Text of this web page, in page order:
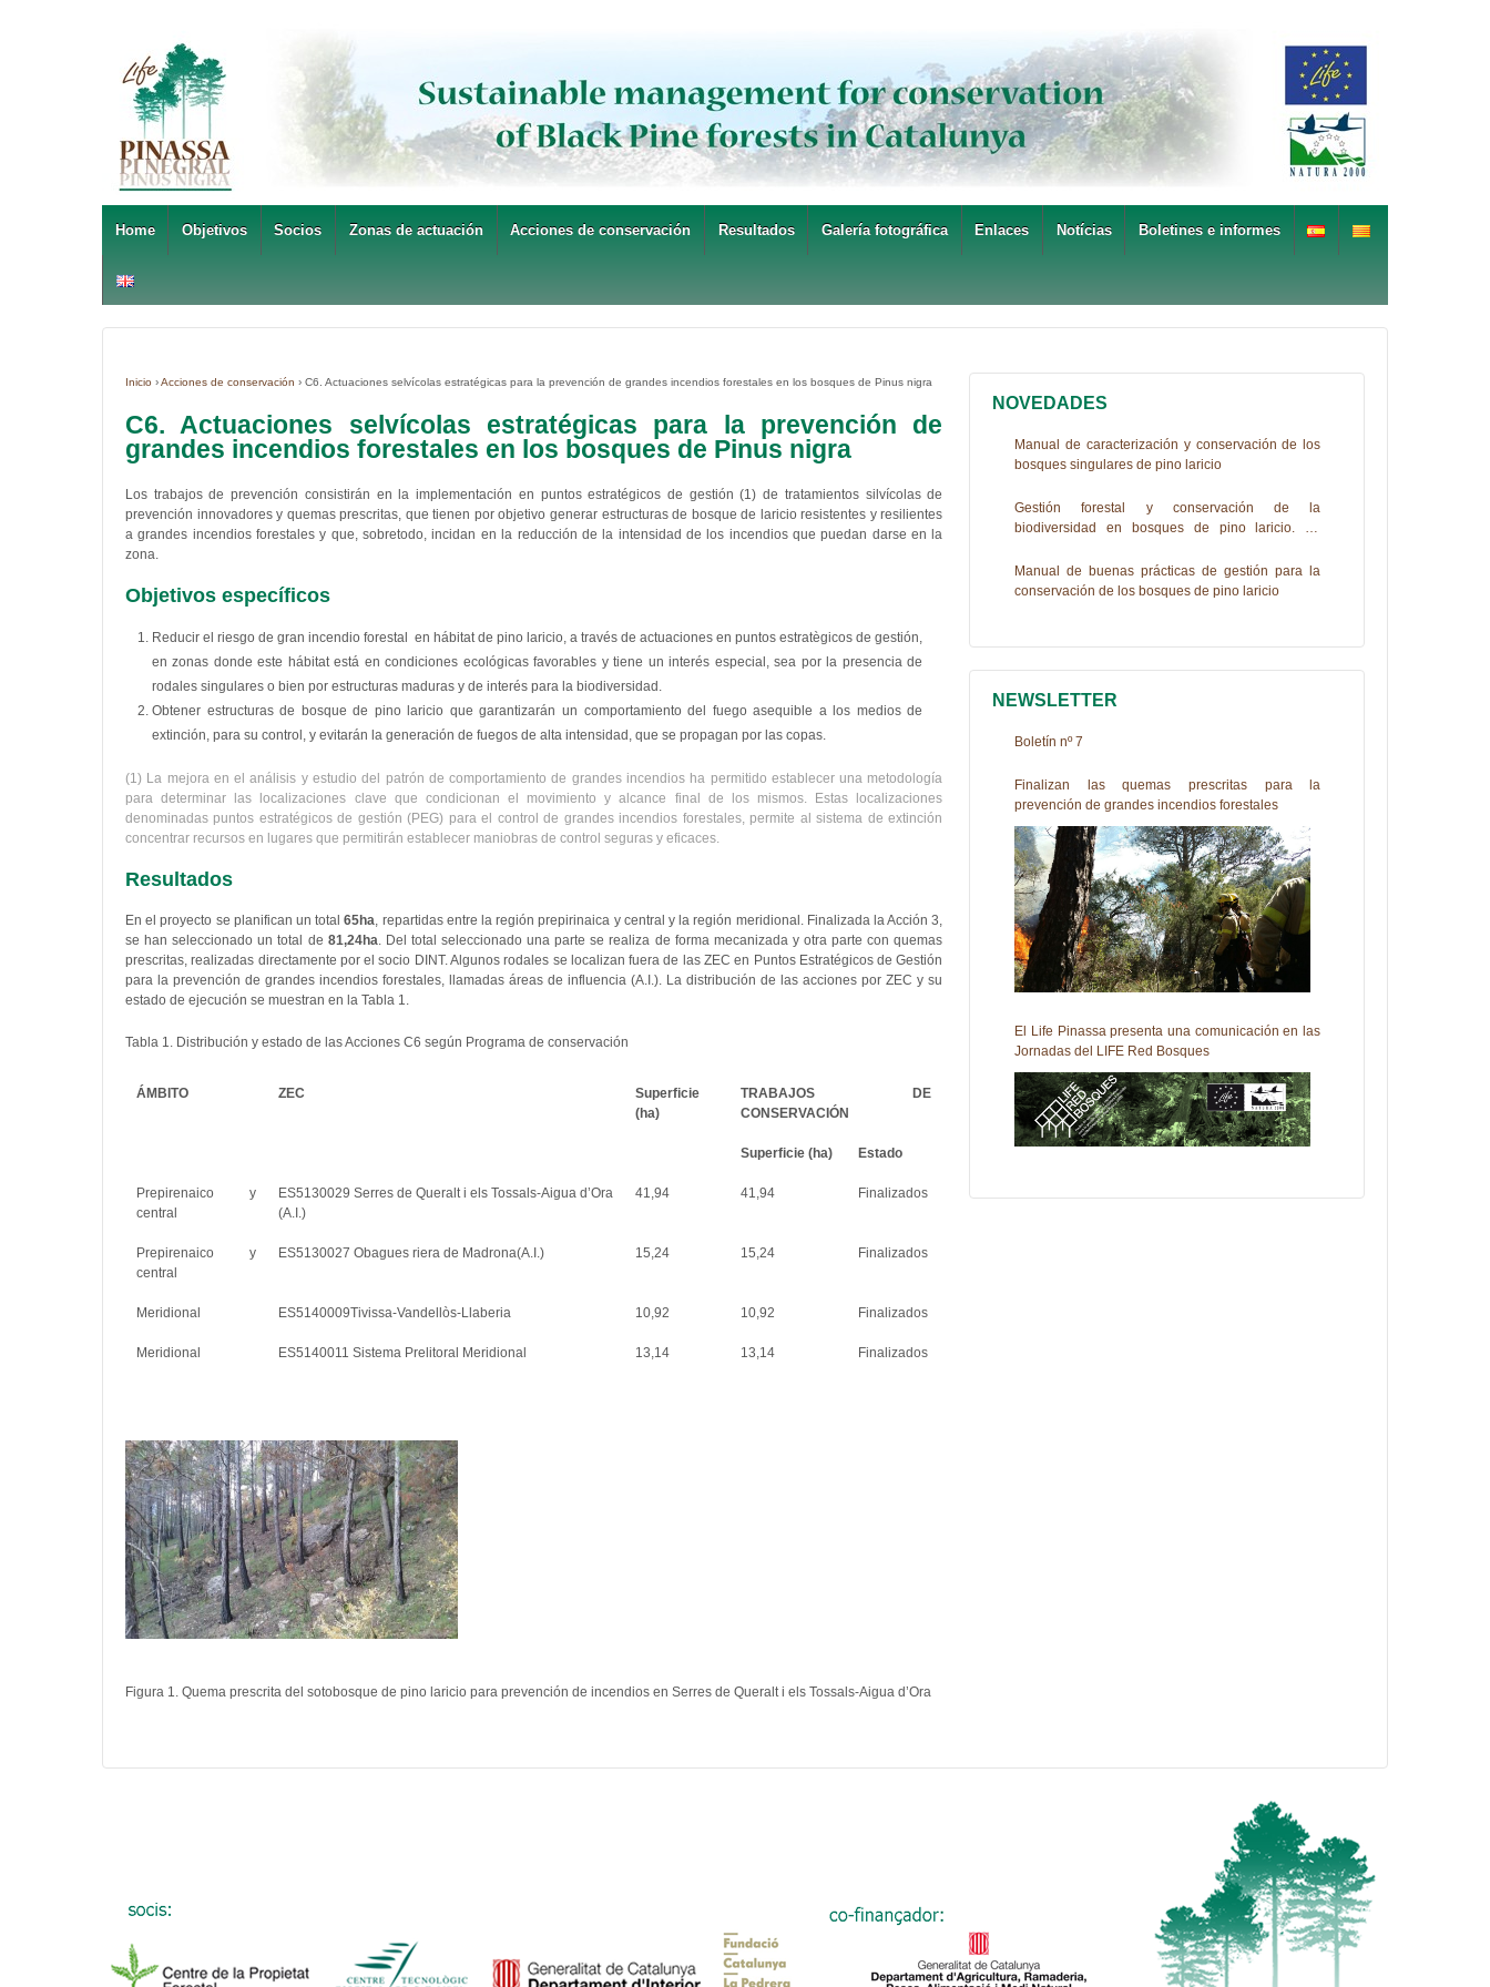
Home Objetivos Socios Zonas de actuación Acciones de conservación Resultados Galería fotográfica Enlaces Notícias Boletines e informes
Inicio ›Acciones de conservación › C6. Actuaciones selvícolas estratégicas para la prevención de grandes incendios forestales en los bosques de Pinus nigra
C6. Actuaciones selvícolas estratégicas para la prevención de
grandes incendios forestales en los bosques de Pinus nigra
Los trabajos de prevención consistirán en la implementación en puntos estratégicos de gestión (1) de tratamientos silvícolas de
prevención innovadores y quemas prescritas, que tienen por objetivo generar estructuras de bosque de laricio resistentes y resilientes
a grandes incendios forestales y que, sobretodo, incidan en la reducción de la intensidad de los incendios que puedan darse en la
zona.
Objetivos específicos
Reducir el riesgo de gran incendio forestal en hábitat de pino laricio, a través de actuaciones en puntos estratègicos de gestión,
en zonas donde este hábitat está en condiciones ecológicas favorables y tiene un interés especial, sea por la presencia de
rodales singulares o bien por estructuras maduras y de interés para la biodiversidad.
Obtener estructuras de bosque de pino laricio que garantizarán un comportamiento del fuego asequible a los medios de
extinción, para su control, y evitarán la generación de fuegos de alta intensidad, que se propagan por las copas.
(1) La mejora en el análisis y estudio del patrón de comportamiento de grandes incendios ha permitido establecer una metodología
para determinar las localizaciones clave que condicionan el movimiento y alcance final de los mismos. Estas localizaciones
denominadas puntos estratégicos de gestión (PEG) para el control de grandes incendios forestales, permite al sistema de extinción
concentrar recursos en lugares que permitirán establecer maniobras de control seguras y eficaces.
Resultados
En el proyecto se planifican un total65ha, repartidas entre la región prepirinaica y central y la región meridional. Finalizada la Acción 3,
se han seleccionado un total de 81,24ha. Del total seleccionado una parte se realiza de forma mecanizada y otra parte con quemas
prescritas, realizadas directamente por el socio DINT. Algunos rodales se localizan fuera de las ZEC en Puntos Estratégicos de Gestión
para la prevención de grandes incendios forestales, llamadas áreas de influencia (A.I.). La distribución de las acciones por ZEC y su
estado de ejecución se muestran en la Tabla 1.
Tabla 1. Distribución y estado de las Acciones C6 según Programa de conservación
ÁMBITO ZEC
Superficie
(ha)
TRABAJOS DE
CONSERVACIÓN
Superficie (ha) Estado
Prepirenaico y
central
ES5130029 Serres de Queralt i els Tossals-Aigua d’Ora
(A.I.)
41,94 41,94 Finalizados
Prepirenaico y
central
ES5130027 Obagues riera de Madrona(A.I.) 15,24 15,24 Finalizados
Meridional ES5140009Tivissa-Vandellòs-Llaberia 10,92 10,92 Finalizados
Meridional ES5140011 Sistema Prelitoral Meridional 13,14 13,14 Finalizados
Figura 1. Quema prescrita del sotobosque de pino laricio para prevención de incendios en Serres de Queralt i els Tossals-Aigua d’Ora
NOVEDADES
Manual de caracterización y conservación de los
bosques singulares de pino laricio
Gestión forestal y conservación de la
biodiversidad en bosques de pino laricio. La
Manual de buenas prácticas de gestión para la
conservación de los bosques de pino laricio
NEWSLETTER
Boletín nº 7
Finalizan las quemas prescritas para la
prevención de grandes incendios forestales
El Life Pinassa presenta una comunicación en las
Jornadas del LIFE Red Bosques